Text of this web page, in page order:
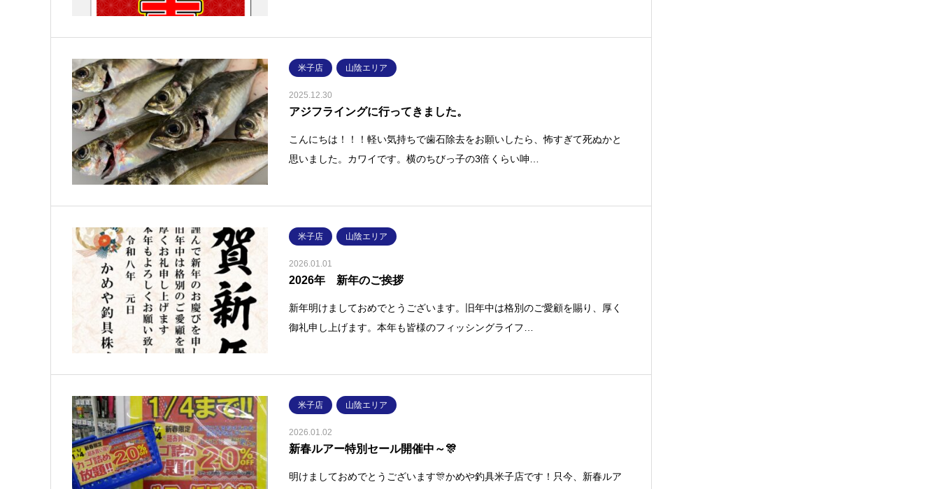
米子店 山陰エリア
2025.12.30
アジフライングに行ってきました。
こんにちは！！！軽い気持ちで歯石除去をお願いしたら、怖すぎて死ぬかと
思いました。カワイです。横のちびっ子の3倍くらい呻…
米子店 山陰エリア
2026.01.01
2026年 新年のご挨拶
新年明けましておめでとうございます。旧年中は格別のご愛顧を賜り、厚く
御礼申し上げます。本年も皆様のフィッシングライフ…
米子店 山陰エリア
2026.01.02
新春ルアー特別セール開催中～🎊
明けましておめでとうございます🎊かめや釣具米子店です！只今、新春ルア